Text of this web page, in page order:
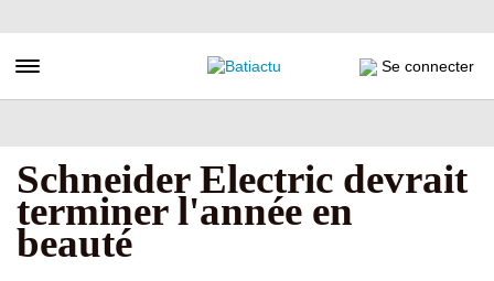
au
principal
Toggle navigation Se connecter
Schneider Electric devrait
terminer l'année en
beauté